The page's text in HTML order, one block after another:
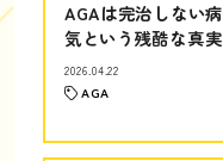
AGAは完治しない病
気という残酷な真実
2026.04.22
AGA